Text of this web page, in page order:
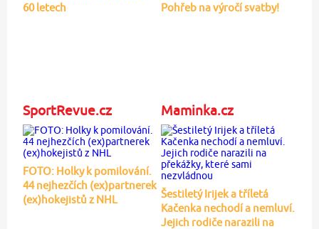
60 letech
Pohřeb na výročí svatby!
SportRevue.cz
FOTO: Holky k pomilování.
44 nejhezčích (ex)partnerek
(ex)hokejistů z NHL
Maminka.cz
Šestiletý Irijek a tříletá
Kačenka nechodí a nemluví.
Jejich rodiče narazili na